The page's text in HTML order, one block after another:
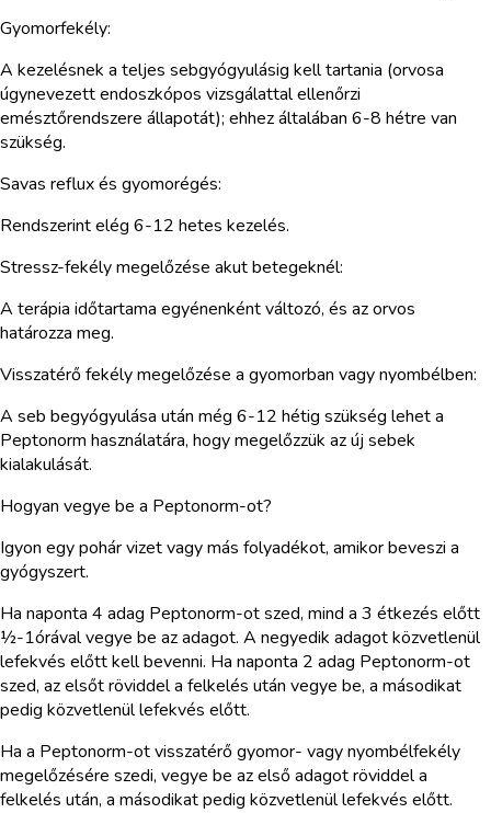
Gyomorfekély:
A kezelésnek a teljes sebgyógyulásig kell tartania (orvosa
úgynevezett endoszkópos vizsgálattal ellenőrzi
emésztőrendszere állapotát); ehhez általában 6-8 hétre van
szükség.
Savas reflux és gyomorégés:
Rendszerint elég 6-12 hetes kezelés.
Stressz-fekély megelőzése akut betegeknél:
A terápia időtartama egyénenként változó, és az orvos
határozza meg.
Visszatérő fekély megelőzése a gyomorban vagy nyombélben:
A seb begyógyulása után még 6-12 hétig szükség lehet a
Peptonorm használatára, hogy megelőzzük az új sebek
kialakulását.
Hogyan vegye be a Peptonorm-ot?
Igyon egy pohár vizet vagy más folyadékot, amikor beveszi a
gyógyszert.
Ha naponta 4 adag Peptonorm-ot szed, mind a 3 étkezés előtt
½-1órával vegye be az adagot. A negyedik adagot közvetlenül
lefekvés előtt kell bevenni. Ha naponta 2 adag Peptonorm-ot
szed, az elsőt röviddel a felkelés után vegye be, a másodikat
pedig közvetlenül lefekvés előtt.
Ha a Peptonorm-ot visszatérő gyomor- vagy nyombélfekély
megelőzésére szedi, vegye be az első adagot röviddel a
felkelés után, a másodikat pedig közvetlenül lefekvés előtt.